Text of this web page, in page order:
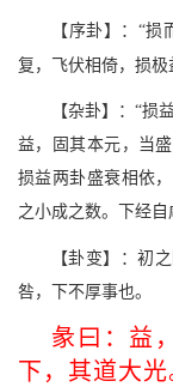
【序卦】：“
复，飞伏相倚，损极
【杂卦】：“损
益，固其本元，当
损益两卦盛衰相依
之小成之数。下经自
【卦变】：初
咎，下不厚事也。
彖曰：益
下，其道大